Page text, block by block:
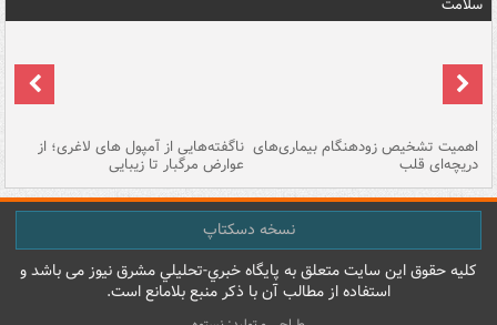
سلامت
اهمیت تشخیص زودهنگام بیماری‌های
دریچه‌ای قلب
ناگفته‌هایی از آمپول های لاغری؛ از
عوارض مرگبار تا زیبایی
نسخه دسکتاپ
کليه حقوق اين سايت متعلق به پایگاه خبري-تحليلي مشرق نيوز می باشد و
استفاده از مطالب آن با ذکر منبع بلامانع است.